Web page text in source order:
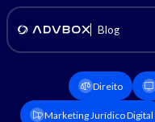
Blog
Direito
Marketing Jurídico Digital